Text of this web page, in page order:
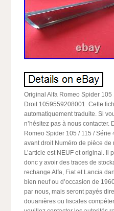
Original Alfa Romeo Spider
Droit 1059559208001. Cette
automatiquement traduite. Si
n’hésitez pas à nous contacter.
Romeo Spider 105 / 115 /
avant droit Numéro de pièce
L’article est NEUF et original. Il
donc y avoir des traces de
rechange Alfa, Fiat et Lancia
bien neuf ou d’occasion de
par nous, mais seront payés
douanières ou fiscales